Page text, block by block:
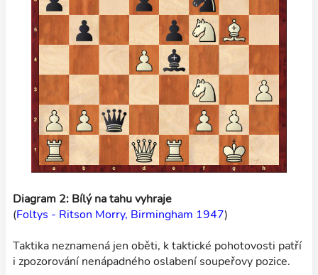
Diagram 2: Bílý na tahu vyhraje
(Foltys - Ritson Morry, Birmingham 1947)
Taktika neznamená jen oběti, k taktické pohotovosti patří
i zpozorování nenápadného oslabení soupeřovy pozice.